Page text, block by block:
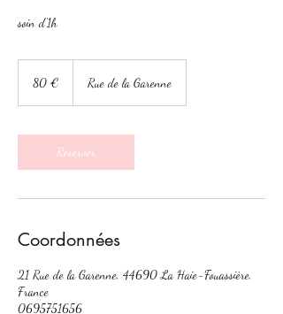
soin d'1h
80 € Rue de la Garenne
Réserver
Coordonnées
21 Rue de la Garenne, 44690 La Haie-Fouassière,
France
0695751656